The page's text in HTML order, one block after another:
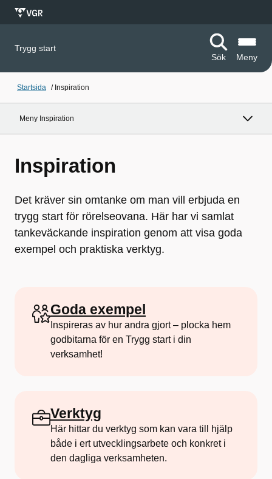
Trygg start
Sök
Meny
Startsida / Inspiration
Meny Inspiration
Inspiration
Det kräver sin omtanke om man vill erbjuda en
trygg start för rörelseovana. Här har vi samlat
tankeväckande inspiration genom att visa goda
exempel och praktiska verktyg.
Goda exempel
Inspireras av hur andra gjort – plocka hem
godbitarna för en Trygg start i din
verksamhet!
Verktyg
Här hittar du verktyg som kan vara till hjälp
både i ert utvecklingsarbete och konkret i
den dagliga verksamheten.